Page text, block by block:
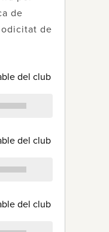
de
de
del club
del club
del club